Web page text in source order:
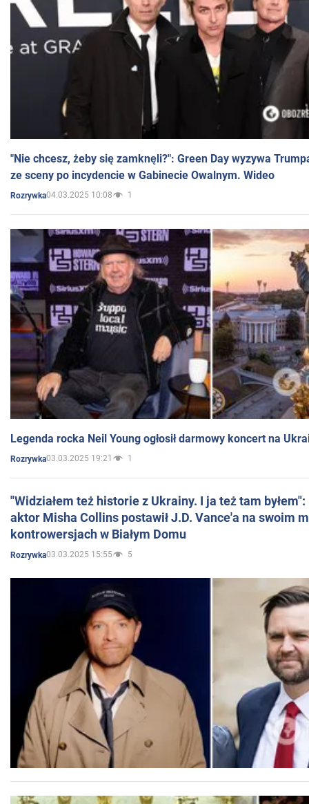
"Nie chcesz, żeby się zamknęli?": Green Day wyzywa
ze sceny po incydencie w Gabinecie Owalnym. Wideo
Rozrywka04.03.2025 10:08 1
Legenda rocka Neil Young ogłosił darmowy koncert na
Rozrywka03.03.2025 19:21 1
"Widziałem też historie z Ukrainy. I ja też tam
aktor Misha Collins postawił J.D. Vance'a na swoim
kontrowersjach w Białym Domu
Rozrywka03.03.2025 15:55 5